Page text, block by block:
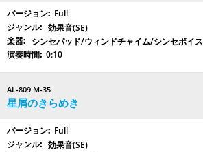
Full
効果音(SE)
シンセパッド/ウィンドチャイム/シンセボイス
0:10
AL-809 M-35
星屑のきらめき
Full
効果音(SE)